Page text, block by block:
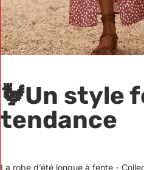
🐓Un style
tendance
La robe d’été longue à fente -